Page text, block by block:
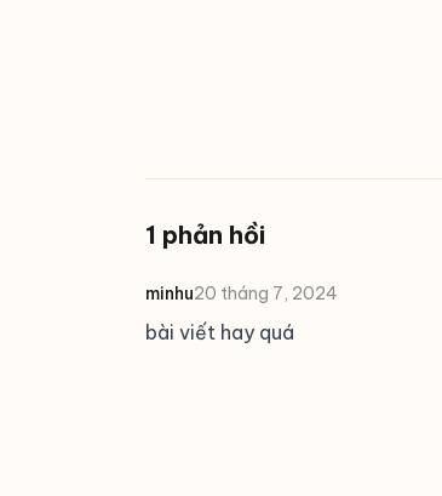
1 phản hồi
minhu20 tháng 7, 2024
bài viết hay quá